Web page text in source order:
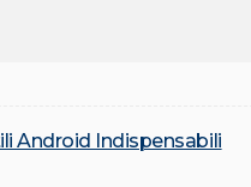
Android Indispensabili